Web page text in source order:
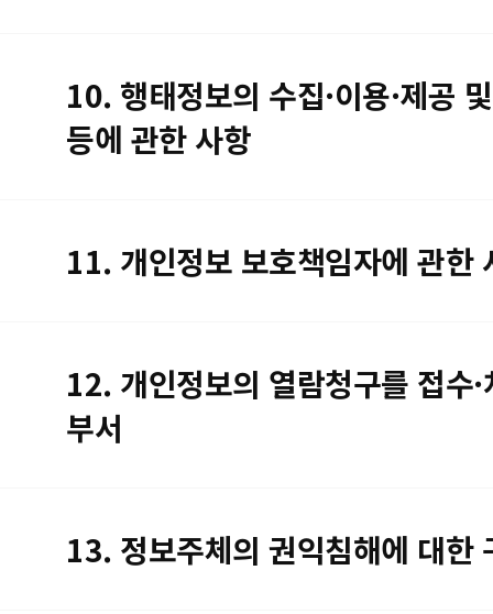
10. 행태정보의 수집·이용·제공
등에 관한 사항
11. 개인정보 보호책임자에 관한
12. 개인정보의 열람청구를 접수
부서
13. 정보주체의 권익침해에 대한